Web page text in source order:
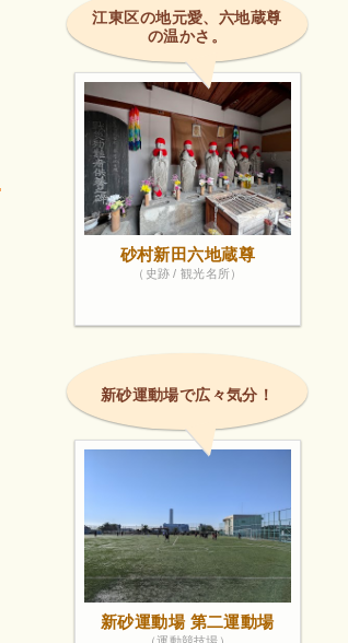
江東区の地元愛、六地蔵尊
の温かさ。
砂村新田六地蔵尊
（史跡 / 観光名所）
新砂運動場で広々気分！
新砂運動場 第二運動場